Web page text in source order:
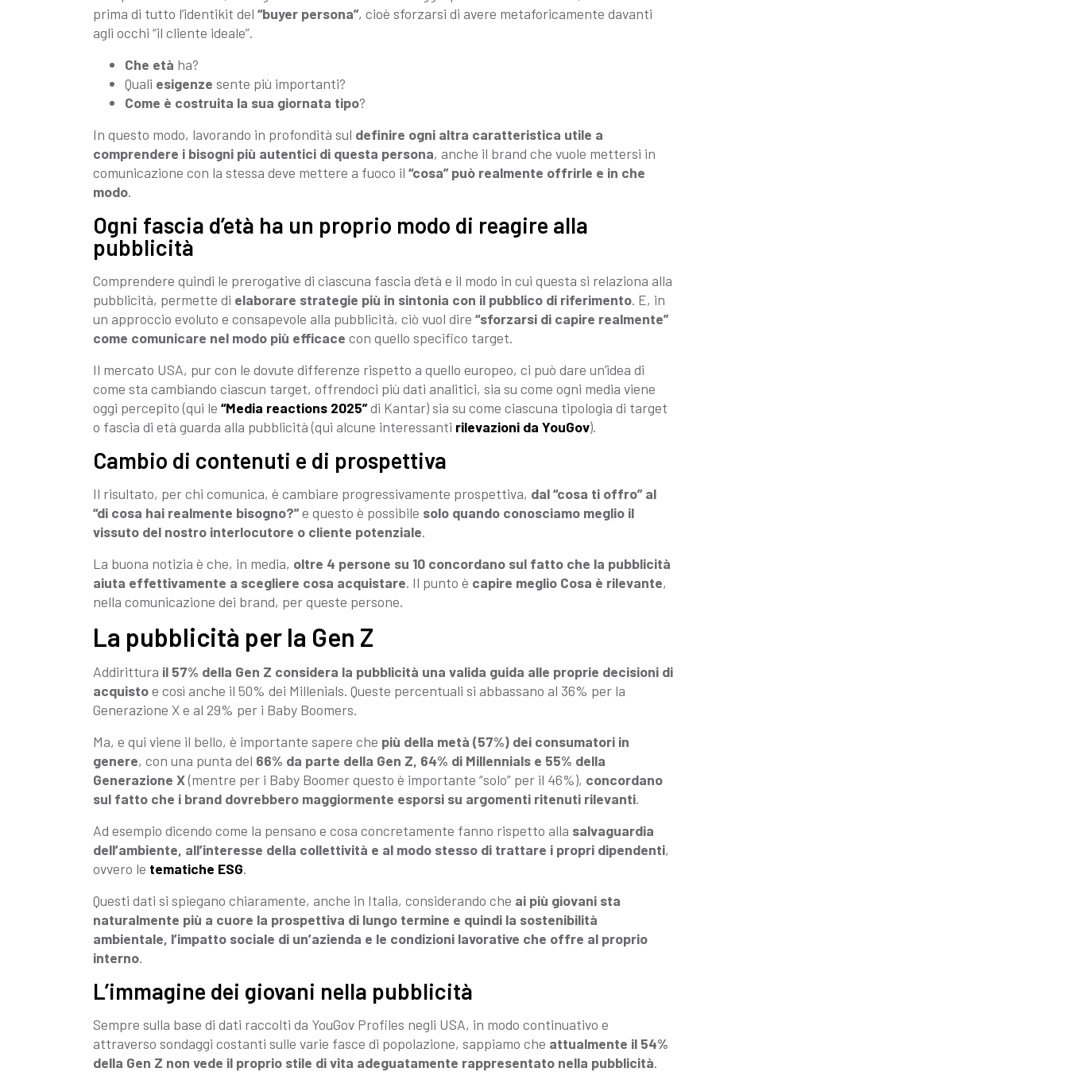
prima di tutto l’identikit del “buyer persona”, cioè sforzarsi di avere metaforicamente davanti
agli occhi “il cliente ideale”.
Che età ha?
Quali esigenze sente più importanti?
Come è costruita la sua giornata tipo?
In questo modo, lavorando in profondità sul definire ogni altra caratteristica utile a
comprendere i bisogni più autentici di questa persona, anche il brand che vuole mettersi in
comunicazione con la stessa deve mettere a fuoco il “cosa” può realmente offrirle e in che
modo.
Ogni fascia d’età ha un proprio modo di reagire alla
pubblicità
Comprendere quindi le prerogative di ciascuna fascia d’età e il modo in cui questa si relaziona alla
pubblicità, permette di elaborare strategie più in sintonia con il pubblico di riferimento. E, in
un approccio evoluto e consapevole alla pubblicità, ciò vuol dire “sforzarsi di capire realmente”
come comunicare nel modo più efficace con quello specifico target.
Il mercato USA, pur con le dovute differenze rispetto a quello europeo, ci può dare un’idea di
come sta cambiando ciascun target, offrendoci più dati analitici, sia su come ogni media viene
oggi percepito (qui le “Media reactions 2025”di Kantar) sia su come ciascuna tipologia di target
o fascia di età guarda alla pubblicità (qui alcune interessanti rilevazioni da YouGov).
Cambio di contenuti e di prospettiva
Il risultato, per chi comunica, è cambiare progressivamente prospettiva, dal “cosa ti offro” al
“di cosa hai realmente bisogno?”e questo è possibile solo quando conosciamo meglio il
vissuto del nostro interlocutore o cliente potenziale.
La buona notizia è che, in media, oltre 4 persone su 10 concordano sul fatto che la pubblicità
aiuta effettivamente a scegliere cosa acquistare. Il punto è capire meglio Cosa è rilevante,
nella comunicazione dei brand, per queste persone.
La pubblicità per la Gen Z
Addirittura il 57% della Gen Z considera la pubblicità una valida guida alle proprie decisioni di
acquistoe così anche il 50% dei Millenials. Queste percentuali si abbassano al 36% per la
Generazione X e al 29% per i Baby Boomers.
Ma, e qui viene il bello, è importante sapere che più della metà (57%) dei consumatori in
genere, con una punta del 66% da parte della Gen Z, 64% di Millennials e 55% della
Generazione X(mentre per i Baby Boomer questo è importante “solo” per il 46%), concordano
sul fatto che i brand dovrebbero maggiormente esporsi su argomenti ritenuti rilevanti.
Ad esempio dicendo come la pensano e cosa concretamente fanno rispetto alla salvaguardia
dell’ambiente, all’interesse della collettività e al modo stesso di trattare i propri dipendenti,
ovvero le tematiche ESG.
Questi dati si spiegano chiaramente, anche in Italia, considerando che ai più giovani sta
naturalmente più a cuore la prospettiva di lungo termine e quindi la sostenibilità
ambientale, l’impatto sociale di un’azienda e le condizioni lavorative che offre al proprio
interno.
L’immagine dei giovani nella pubblicità
Sempre sulla base di dati raccolti da YouGov Profiles negli USA, in modo continuativo e
attraverso sondaggi costanti sulle varie fasce di popolazione, sappiamo che attualmente il 54%
della Gen Z non vede il proprio stile di vita adeguatamente rappresentato nella pubblicità.